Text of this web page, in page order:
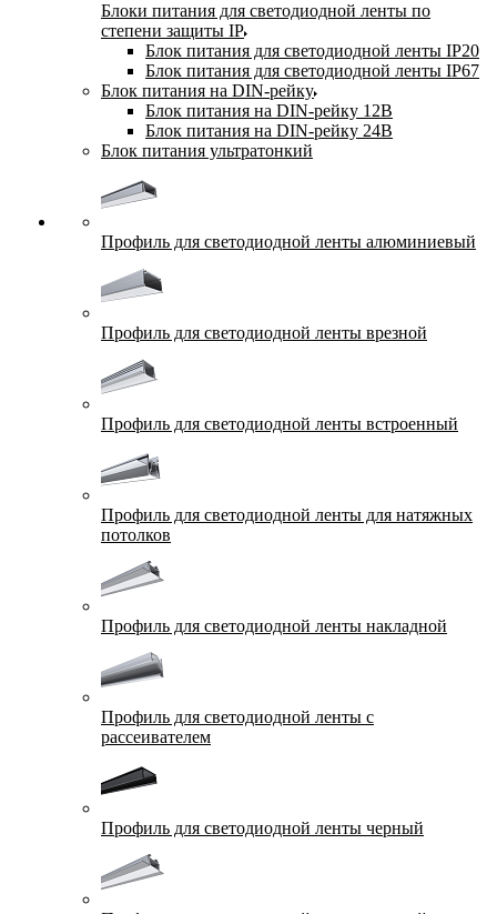
Блоки питания для светодиодной ленты по
степени защиты IP
Блок питания для светодиодной ленты IP20
Блок питания для светодиодной ленты IP67
Блок питания на DIN-рейку
Блок питания на DIN-рейку 12В
Блок питания на DIN-рейку 24В
Блок питания ультратонкий
Профиль для светодиодной ленты алюминиевый
Профиль для светодиодной ленты врезной
Профиль для светодиодной ленты встроенный
Профиль для светодиодной ленты для натяжных
потолков
Профиль для светодиодной ленты накладной
Профиль для светодиодной ленты с
рассеивателем
Профиль для светодиодной ленты черный